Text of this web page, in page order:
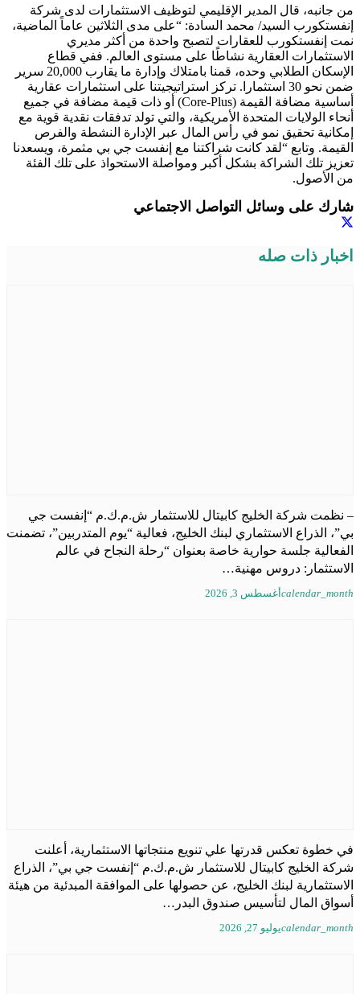
من جانبه، قال المدير الإقليمي لتوظيف الاستثمارات لدى شركة
إنفستكورب السيد/ محمد السادة: “على مدى الثلاثين عاماً الماضية،
نمت إنفستكورب للعقارات لتصبح واحدة من أكثر مديري
الاستثمارات العقارية نشاطًا على مستوى العالم. ففي قطاع
الإسكان الطلابي وحده، قمنا بامتلاك وإدارة ما يقارب 20,000 سرير
ضمن نحو 30 استثمارا. تركز استراتيجيتنا على استثمارات عقارية
أساسية مضافة القيمة (Core-Plus) أو ذات قيمة مضافة في جميع
أنحاء الولايات المتحدة الأمريكية، والتي تولد تدفقات نقدية قوية مع
إمكانية تحقيق نمو في رأس المال عبر الإدارة النشطة والفرص
القيمة. وتابع “لقد كانت شراكتنا مع إنفست جي بي مثمرة، ويسعدنا
تعزيز تلك الشراكة بشكل أكبر ومواصلة الاستحواذ على تلك الفئة
من الأصول.
شارك على وسائل التواصل الاجتماعي
اخبار ذات صله
– نظمت شركة الخليج كابيتال للاستثمار ش.م.ك.م “إنفست جي
بي”، الذراع الاستثماري لبنك الخليج، فعالية “يوم المتدربين”، تضمنت
الفعالية جلسة حوارية خاصة بعنوان “رحلة النجاح في عالم
الاستثمار: دروس مهنية…
calendar_monthأغسطس 3, 2026
في خطوة تعكس قدرتها علي تنويع منتجاتها الاستثمارية، أعلنت
شركة الخليج كابيتال للاستثمار ش.م.ك.م “إنفست جي بي”، الذراع
الاستثمارية لبنك الخليج، عن حصولها على الموافقة المبدئية من هيئة
أسواق المال لتأسيس صندوق البدر…
calendar_monthيوليو 27, 2026